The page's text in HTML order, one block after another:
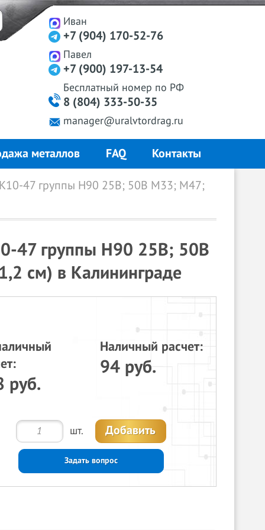
Иван
+7 (904) 170-52-76
Павел
+7 (900) 197-13-54
Бесплатный номер по РФ
8 (804) 333-50-35
manager@uralvtordrag.ru
металлов FAQ Контакты
47 группы Н90 25В; 50В М33; М47;
47 группы Н90 25В; 50В
см) в Калининграде
руб.
Наличный расчет:
94 руб.
шт. Добавить
Задать вопрос